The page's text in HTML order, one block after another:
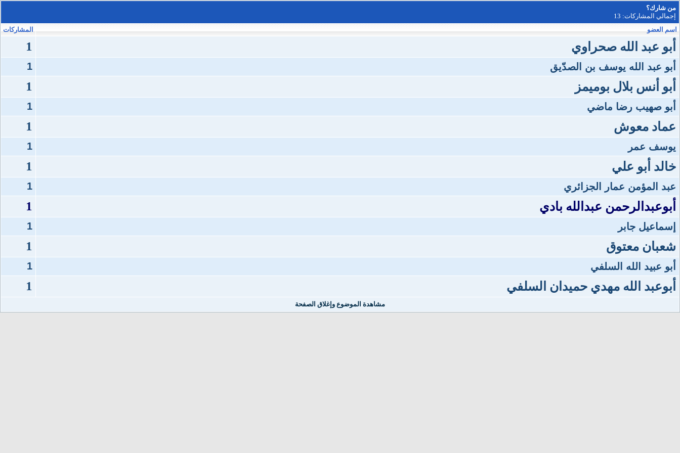
من شارك؟
إجمالي المشاركات: 13
اسم العضو
المشاركات
أبو عبد الله صحراوي 1
أبو عبد الله يوسف بن الصدّيق 1
أبو أنس بلال بوميمز 1
أبو صهيب رضا ماضي 1
عماد معوش 1
يوسف عمر 1
خالد أبو علي 1
عبد المؤمن عمار الجزائري 1
أبوعبدالرحمن عبدالله بادي 1
إسماعيل جابر 1
شعبان معتوق 1
أبو عبيد الله السلفي 1
أبوعبد الله مهدي حميدان السلفي 1
مشاهدة الموضوع وإغلاق الصفحة